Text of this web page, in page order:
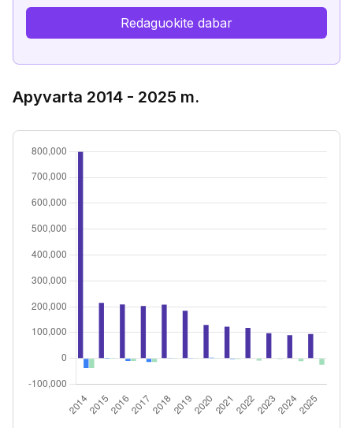
Redaguokite dabar
Apyvarta 2014 - 2025 m.